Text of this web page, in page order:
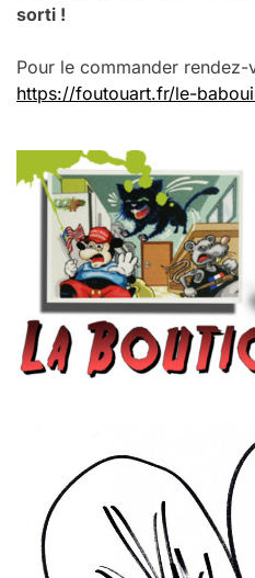
sorti !
Pour le commander rendez-
https://foutouart.fr/le-